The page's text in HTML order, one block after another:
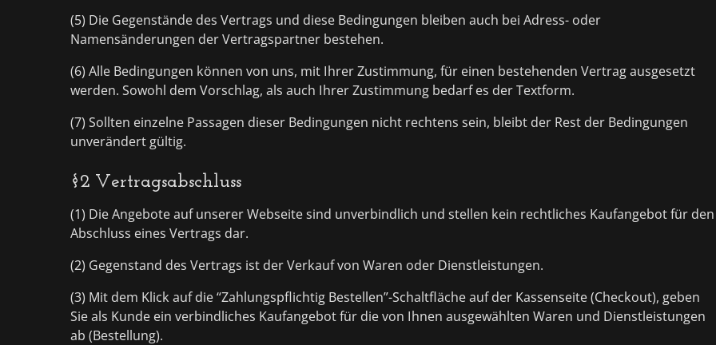
(5) Die Gegenstände des Vertrags und diese Bedingungen bleiben auch bei Adress- oder
Namensänderungen der Vertragspartner bestehen.
(6) Alle Bedingungen können von uns, mit Ihrer Zustimmung, für einen bestehenden Vertrag ausgesetzt
werden. Sowohl dem Vorschlag, als auch Ihrer Zustimmung bedarf es der Textform.
(7) Sollten einzelne Passagen dieser Bedingungen nicht rechtens sein, bleibt der Rest der Bedingungen
unverändert gültig.
§2 Vertragsabschluss
(1) Die Angebote auf unserer Webseite sind unverbindlich und stellen kein rechtliches Kaufangebot für den
Abschluss eines Vertrags dar.
(2) Gegenstand des Vertrags ist der Verkauf von Waren oder Dienstleistungen.
(3) Mit dem Klick auf die “Zahlungspflichtig Bestellen”-Schaltfläche auf der Kassenseite (Checkout), geben
Sie als Kunde ein verbindliches Kaufangebot für die von Ihnen ausgewählten Waren und Dienstleistungen
ab (Bestellung).